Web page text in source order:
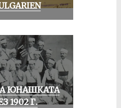
ЮНАШКАТА
1902 Г.